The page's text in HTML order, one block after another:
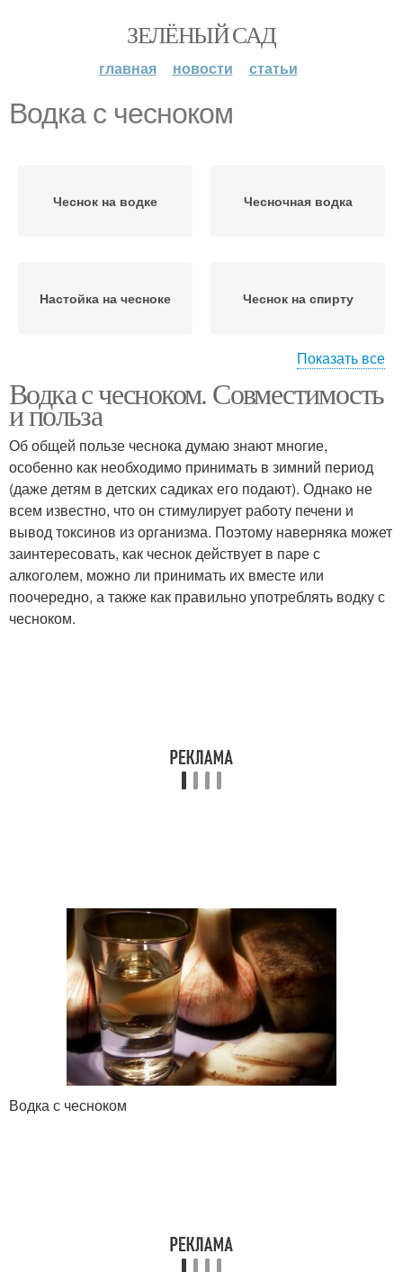
ЗЕЛЁНЫЙ САД
главная новости статьи
Водка с чесноком
Чеснок на водке Чесночная водка
Настойка на чесноке Чеснок на спирту
Настойки из чеснока Чеснок для организма
Показать все
Водка с чесноком. Совместимость
и польза
Об общей пользе чеснока думаю знают многие,
особенно как необходимо принимать в зимний период
(даже детям в детских садиках его подают). Однако не
всем известно, что он стимулирует работу печени и
вывод токсинов из организма. Поэтому наверняка может
заинтересовать, как чеснок действует в паре с
алкоголем, можно ли принимать их вместе или
поочередно, а также как правильно употреблять водку с
чесноком.
Водка с чесноком